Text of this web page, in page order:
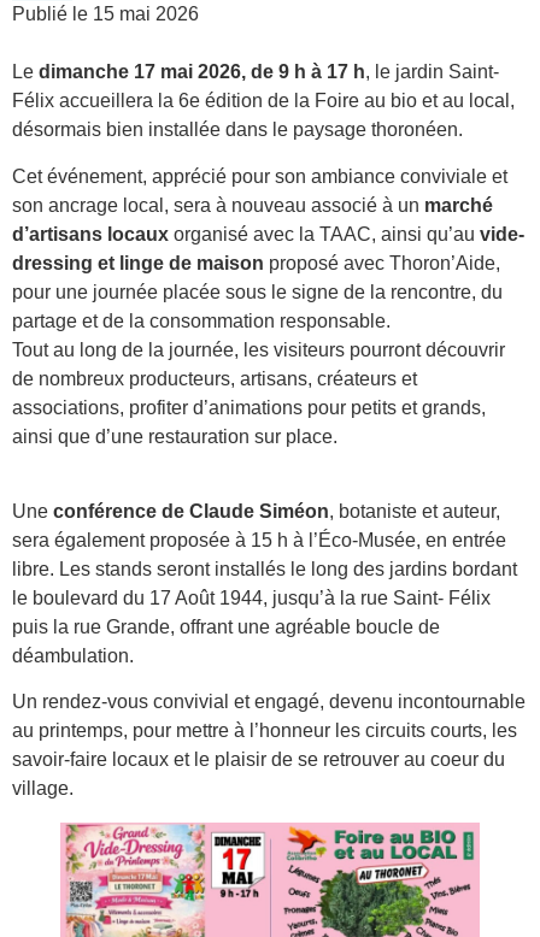
Publié le 15 mai 2026
Le dimanche 17 mai 2026, de 9 h à 17 h, le jardin Saint-
Félix accueillera la 6e édition de la Foire au bio et au local,
désormais bien installée dans le paysage thoronéen.
Cet événement, apprécié pour son ambiance conviviale et
son ancrage local, sera à nouveau associé à un marché
d’artisans locaux organisé avec la TAAC, ainsi qu’au vide-
dressing et linge de maison proposé avec Thoron’Aide,
pour une journée placée sous le signe de la rencontre, du
partage et de la consommation responsable.
Tout au long de la journée, les visiteurs pourront découvrir
de nombreux producteurs, artisans, créateurs et
associations, profiter d’animations pour petits et grands,
ainsi que d’une restauration sur place.
Une conférence de Claude Siméon, botaniste et auteur,
sera également proposée à 15 h à l’Éco-Musée, en entrée
libre. Les stands seront installés le long des jardins bordant
le boulevard du 17 Août 1944, jusqu’à la rue Saint- Félix
puis la rue Grande, offrant une agréable boucle de
déambulation.
Un rendez-vous convivial et engagé, devenu incontournable
au printemps, pour mettre à l’honneur les circuits courts, les
savoir-faire locaux et le plaisir de se retrouver au coeur du
village.